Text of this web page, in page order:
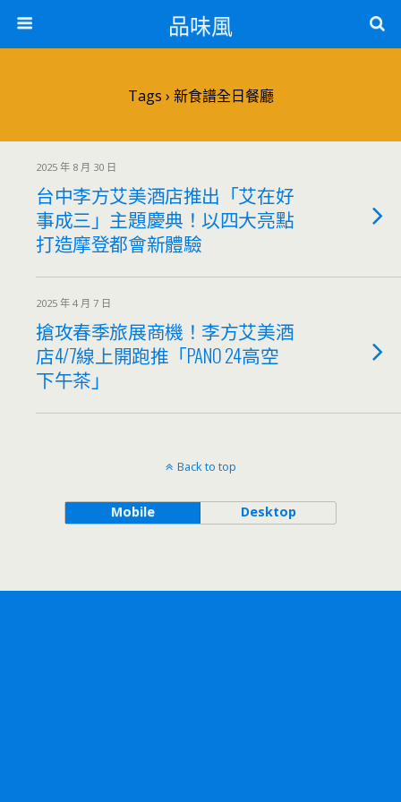
品味風
Tags › 新食譜全日餐廳
2025 年 8 月 30 日
台中李方艾美酒店推出「艾在好
事成三」主題慶典！以四大亮點
打造摩登都會新體驗
2025 年 4 月 7 日
搶攻春季旅展商機！李方艾美酒
店4/7線上開跑推「PANO 24高空
下午茶」
Back to top
Mobile Desktop